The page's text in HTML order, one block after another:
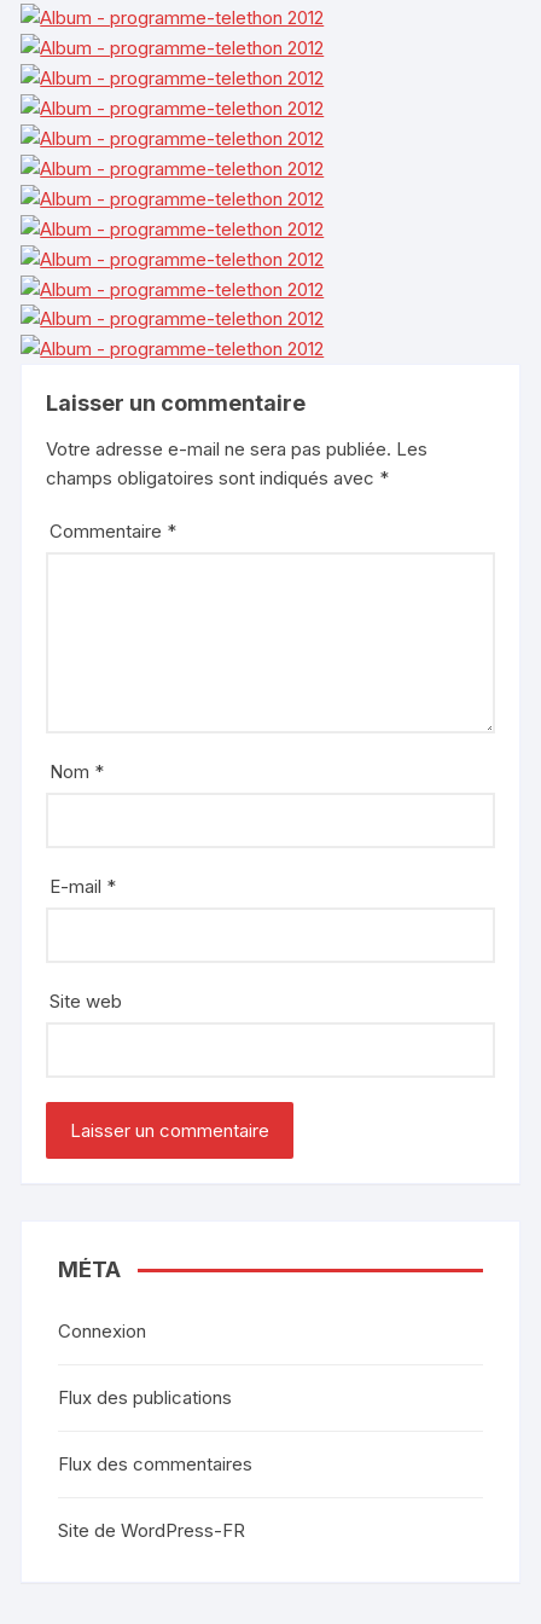
Laisser un commentaire
Votre adresse e-mail ne sera pas publiée. Les
champs obligatoires sont indiqués avec *
Commentaire *
Nom *
E-mail *
Site web
MÉTA
Connexion
Flux des publications
Flux des commentaires
Site de WordPress-FR